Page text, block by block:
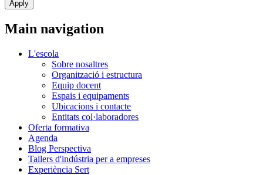
Main navigation
L'escola
Sobre nosaltres
Organització i estructura
Equip docent
Espais i equipaments
Ubicacions i contacte
Entitats col·laboradores
Oferta formativa
Agenda
Blog Perspectiva
Tallers d'indústria per a empreses
Experiència Sert